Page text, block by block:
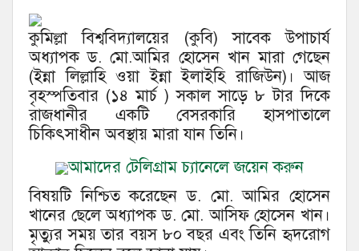
কুমিল্লা বিশ্ববিদ্যালয়ের (কুবি) সাবেক উপাচার্য
অধ্যাপক ড. মো.আমির হোসেন খান মারা গেছেন
(ইন্না লিল্লাহি ওয়া ইন্না ইলাইহি রাজিউন)। আজ
বৃহস্পতিবার (১৪ মার্চ ) সকাল সাড়ে ৮ টার দিকে
রাজধানীর একটি বেসরকারি হাসপাতালে
চিকিৎসাধীন অবস্থায় মারা যান তিনি।
আমাদের টেলিগ্রাম চ্যানেলে জয়েন করুন
বিষয়টি নিশ্চিত করেছেন ড. মো. আমির হোসেন
খানের ছেলে অধ্যাপক ড. মো. আসিফ হোসেন খান।
মৃত্যুর সময় তার বয়স ৮০ বছর এবং তিনি হৃদরোগ